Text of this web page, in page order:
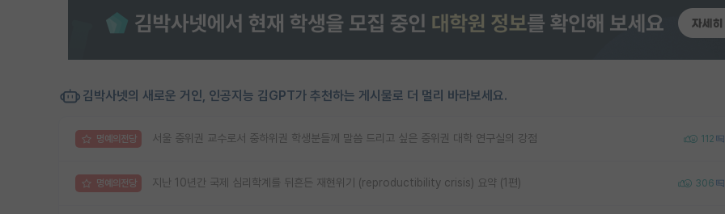
김박사넷의 새로운 거인, 인공지능 김GPT가 추천하는 게시물로 더 멀리 바라보세요.
명예의전당 서울 중위권 교수로서 중하위권 학생분들께 말씀 드리고 싶은 중위권 대학 연구실의 강점 112
명예의전당 지난 10년간 국제 심리학계를 뒤흔든 재현위기 (reproductibility crisis) 요약 (1편) 306